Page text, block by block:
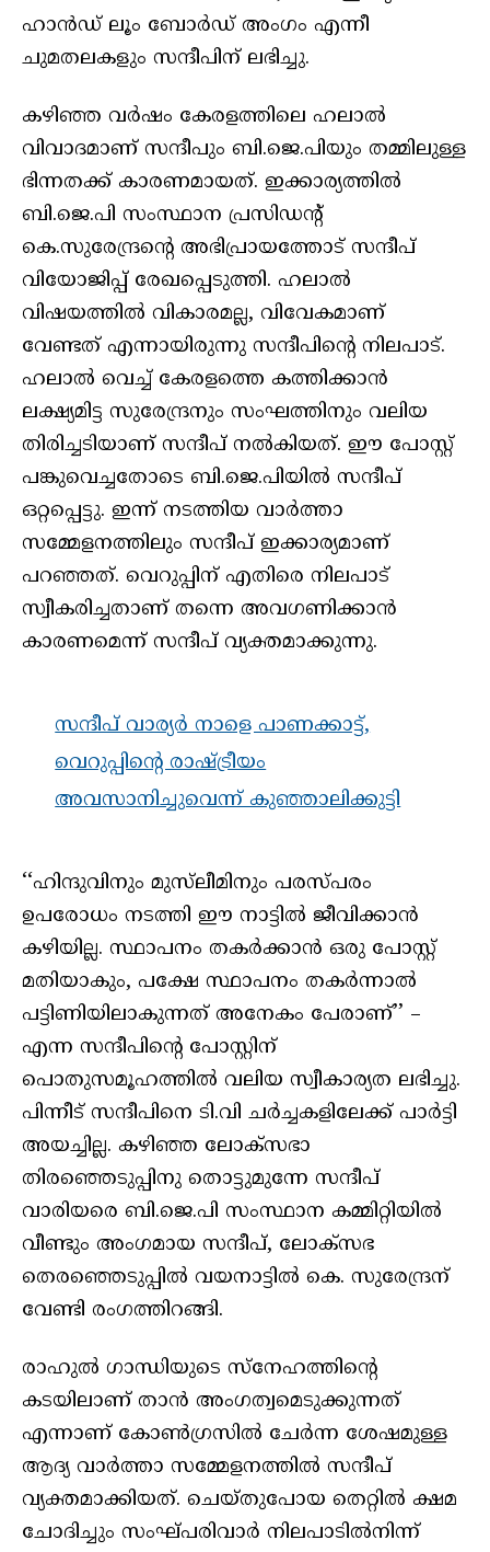
ഹാൻഡ് ലൂം ബോർഡ് അംഗം എന്നീ
ചുമതലകളും സന്ദീപിന് ലഭിച്ചു.
കഴിഞ്ഞ വർഷം കേരളത്തിലെ ഹലാൽ
വിവാദമാണ് സന്ദീപും ബി.ജെ.പിയും തമ്മിലുള്ള
ഭിന്നതക്ക് കാരണമായത്. ഇക്കാര്യത്തിൽ
ബി.ജെ.പി സംസ്ഥാന പ്രസിഡന്റ്
കെ.സുരേന്ദ്രന്റെ അഭിപ്രായത്തോട് സന്ദീപ്
വിയോജിപ്പ് രേഖപ്പെടുത്തി. ഹലാൽ
വിഷയത്തിൽ വികാരമല്ല, വിവേകമാണ്
വേണ്ടത് എന്നായിരുന്നു സന്ദീപിന്റെ നിലപാട്.
ഹലാൽ വെച്ച് കേരളത്തെ കത്തിക്കാൻ
ലക്ഷ്യമിട്ട സുരേന്ദ്രനും സംഘത്തിനും വലിയ
തിരിച്ചടിയാണ് സന്ദീപ് നൽകിയത്. ഈ പോസ്റ്റ്
പങ്കുവെച്ചതോടെ ബി.ജെ.പിയിൽ സന്ദീപ്
ഒറ്റപ്പെട്ടു. ഇന്ന് നടത്തിയ വാർത്താ
സമ്മേളനത്തിലും സന്ദീപ് ഇക്കാര്യമാണ്
പറഞ്ഞത്. വെറുപ്പിന് എതിരെ നിലപാട്
സ്വീകരിച്ചതാണ് തന്നെ അവഗണിക്കാൻ
കാരണമെന്ന് സന്ദീപ് വ്യക്തമാക്കുന്നു.
സന്ദീപ് വാര്യർ നാളെ പാണക്കാട്ട്,
വെറുപ്പിന്റെ രാഷ്ട്രീയം
അവസാനിച്ചുവെന്ന് കുഞ്ഞാലിക്കുട്ടി
‘‘ഹിന്ദുവിനും മുസ്‌‌ലീമിനും പരസ്പരം
ഉപരോധം നടത്തി ഈ നാട്ടിൽ ജീവിക്കാൻ
കഴിയില്ല. സ്ഥാപനം തകർക്കാൻ ഒരു പോസ്റ്റ്
മതിയാകും, പക്ഷേ സ്ഥാപനം തകർന്നാൽ
പട്ടിണിയിലാകുന്നത് അനേകം പേരാണ്’’ –
എന്ന സന്ദീപിന്റെ പോസ്റ്റിന്
പൊതുസമൂഹത്തിൽ വലിയ സ്വീകാര്യത ലഭിച്ചു.
പിന്നീട് സന്ദീപിനെ ടി.വി ചർച്ചകളിലേക്ക് പാർട്ടി
അയച്ചില്ല. കഴിഞ്ഞ ലോക്സഭാ
തിരഞ്ഞെടുപ്പിനു തൊട്ടുമുന്നേ സന്ദീപ്
വാരിയരെ ബി.ജെ.പി സംസ്ഥാന കമ്മിറ്റിയിൽ
വീണ്ടും അംഗമായ സന്ദീപ്, ലോക്സഭ
തെരഞ്ഞെടുപ്പിൽ വയനാട്ടിൽ കെ. സുരേന്ദ്രന്
വേണ്ടി രംഗത്തിറങ്ങി.
രാഹുൽ ഗാന്ധിയുടെ സ്നേഹത്തിന്റെ
കടയിലാണ് താൻ അംഗത്വമെടുക്കുന്നത്
എന്നാണ് കോൺഗ്രസിൽ ചേർന്ന ശേഷമുള്ള
ആദ്യ വാർത്താ സമ്മേളനത്തിൽ സന്ദീപ്
വ്യക്തമാക്കിയത്. ചെയ്തുപോയ തെറ്റിൽ ക്ഷമ
ചോദിച്ചും സംഘ്പരിവാർ നിലപാടിൽനിന്ന്